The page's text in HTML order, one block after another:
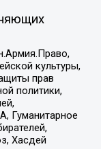
культуры,
прав
политики,
Гуманитарное
Хасдей